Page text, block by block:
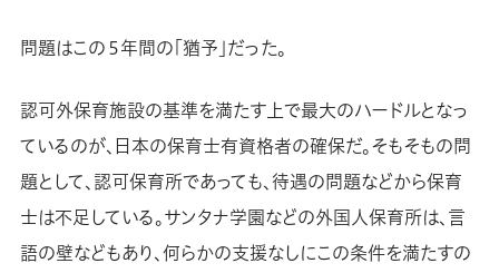
問題はこの５年間の「猶予」だった。
認可外保育施設の基準を満たす上で最大のハードルとなっ
ているのが、日本の保育士有資格者の確保だ。そもそもの問
題として、認可保育所であっても、待遇の問題などから保育
士は不足している。サンタナ学園などの外国人保育所は、言
語の壁などもあり、何らかの支援なしにこの条件を満たすの